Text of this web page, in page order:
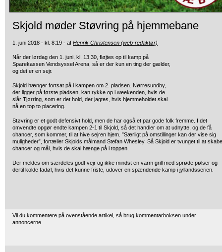
Skjold møder Støvring på hjemmebane
1. juni 2018 - kl. 8:19 - af Henrik Christensen (web-redaktør)
Når der lørdag den 1. juni, kl. 13.30, fløjtes op til kamp på
Sparekassen Vendsyssel Arena, så er der kun en ting der gælder,
og det er en sejr.
Skjold hænger fortsat på i kampen om 2. pladsen. Nørresundby,
der ligger på første pladsen, kan rykke op i weekenden, hvis de
slår Tjørring, som er det hold, der jagtes, hvis hjemmeholdet skal
nå en top to placering.
Støvring er et godt defensivt hold, men de har også et par gode folk fremme. I det
omvendte opgør endte kampen 2-1 til Skjold, så det handler om at udnytte, og de få
chancer, som kommer, til at hive sejren hjem. ”Særligt på omstillinger kan der vise sig
muligheder”, fortæller Skjolds målmand Stefan Whesley. Så Skjold er tvunget til at skabe
chancer og mål, hvis de skal hænge på i toppen.
Der meldes om særdeles godt vejr og ikke mindst en varm grill med sprøde pølser og
dertil kolde fadøl, hvis det kunne friste, udover en spændende kamp i jyllandsserien.
Vil du kommentere på ovenstående artikel, så brug kommentarboksen under
annoncerne.